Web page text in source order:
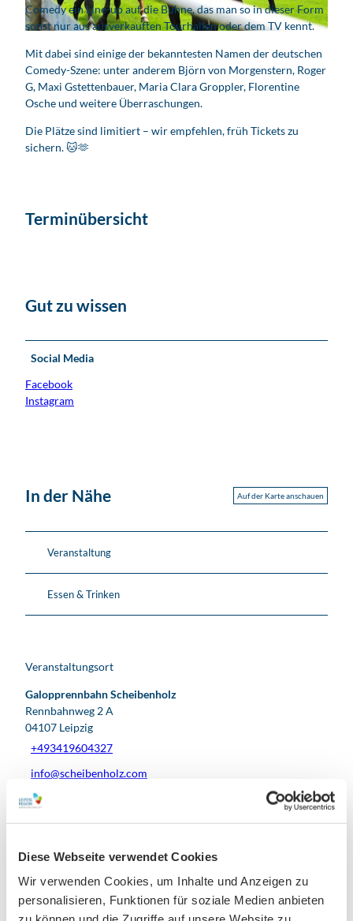
Diese Webseite verwendet Cookies
Wir verwenden Cookies, um Inhalte und Anzeigen zu
personalisieren, Funktionen für soziale Medien anbieten
Comedy ein Line-up auf die Bühne, das man so in dieser Form
sonst nur aus ausverkauften Tourhallen oder dem TV kennt.
Mit dabei sind einige der bekanntesten Namen der deutschen
Comedy-Szene: unter anderem Björn von Morgenstern, Roger
G, Maxi Gstettenbauer, Maria Clara Groppler, Florentine
Osche und weitere Überraschungen.
Die Plätze sind limitiert – wir empfehlen, früh Tickets zu
sichern. 🐱🫶
Terminübersicht
Gut zu wissen
Social Media
Facebook
Instagram
In der Nähe Auf der Karte anschauen
Veranstaltung
Essen & Trinken
Veranstaltungsort
Galopprennbahn Scheibenholz
Rennbahnweg 2 A
04107 Leipzig
+493419604327
info@scheibenholz.com
Website
Facebook
Anreise mit dem Auto
Anreise mit öffentlichen Verkehrsmitteln